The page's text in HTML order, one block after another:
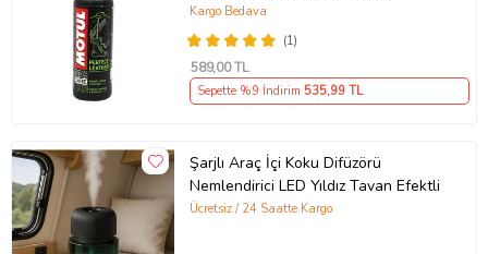
(1)
Kargo Bedava
589,00 TL
Sepette %9 İndirim 535,99 TL
Şarjlı Araç İçi Koku Difüzörü
Nemlendirici LED Yıldız Tavan Efektli
Ücretsiz / 24 Saatte Kargo